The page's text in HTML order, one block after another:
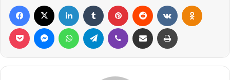
Facebook Linkedin Tumblr Pinterest Reddit
Pocket MessengerWhatsAppTelegram Viber Compartilhar via e-mail Imprimir